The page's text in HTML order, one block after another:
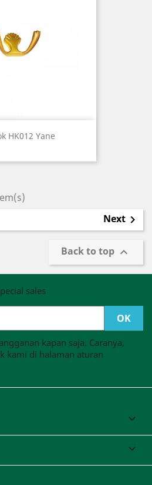
HK012 Yane
Next 
Back to top 
sales
kapan saja. Caranya,
kami di halaman aturan

